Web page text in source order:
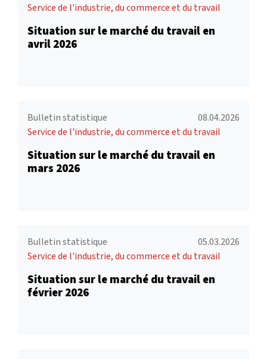
Service de l'industrie, du commerce et du travail
Situation sur le marché du travail en
avril 2026
Bulletin statistique
08.04.2026
Service de l'industrie, du commerce et du travail
Situation sur le marché du travail en
mars 2026
Bulletin statistique
05.03.2026
Service de l'industrie, du commerce et du travail
Situation sur le marché du travail en
février 2026